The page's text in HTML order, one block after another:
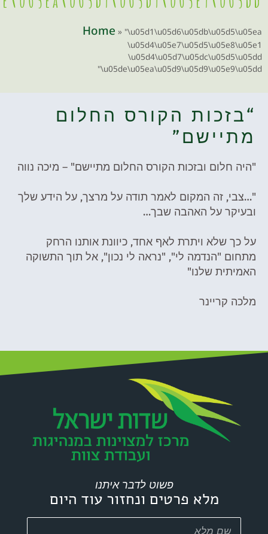
Home»
הקורס החלום
ובזכות הקורס החלום מתיישם" – מיכה נווה
המקום לאמר תודה על מרצך, על הידע שלך
האהבה שבך…
ויתרת לאף אחד, כיוונת אותנו הרחק
לי", "נראה לי נכון", אל תוך התשוקה
שלנו"
פשוט לדבר איתנו
מלא פרטים ונחזור עוד היום